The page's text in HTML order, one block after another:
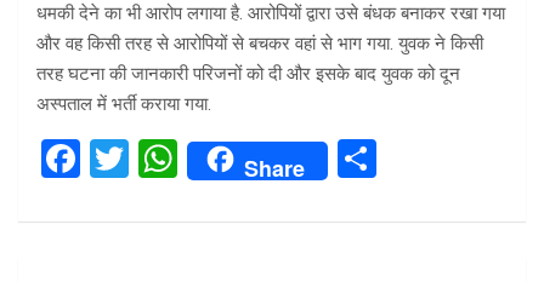
धमकी देने का भी आरोप लगाया है. आरोपियों द्वारा उसे बंधक बनाकर रखा गया
और वह किसी तरह से आरोपियों से बचकर वहां से भाग गया. युवक ने किसी
तरह घटना की जानकारी परिजनों को दी और इसके बाद युवक को दून
अस्पताल में भर्ती कराया गया.
F
ce
T
tt
W
at
Share
ar